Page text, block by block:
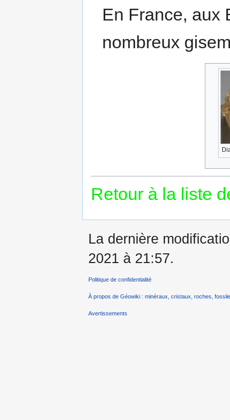
En France, aux
nombreux
Retour à la liste
La dernière
2021 à 21:57.
Politique de confidentialité
À propos de Géowiki : minéraux, cristaux, roches,
Avertissements